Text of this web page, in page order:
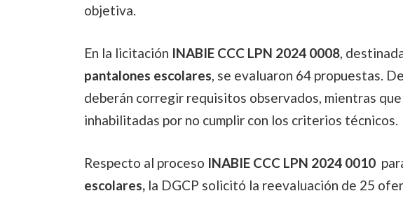
objetiva.
En la licitación INABIE CCC LPN 2024 0008,
pantalones escolares, se evaluaron 64 propuestas.
deberán corregir requisitos observados, mientras
inhabilitadas por no cumplir con los criterios técnicos.
Respecto al proceso INABIE CCC LPN 2024 0010
escolares, la DGCP solicitó la reevaluación de 25